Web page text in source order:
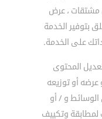
مشتقات ، عرض
بتوفير الخدمة
على الخدمة.
المحتوى
عرضه أو توزيعه
الوسائط و / أو
لمطابقة وتكييف